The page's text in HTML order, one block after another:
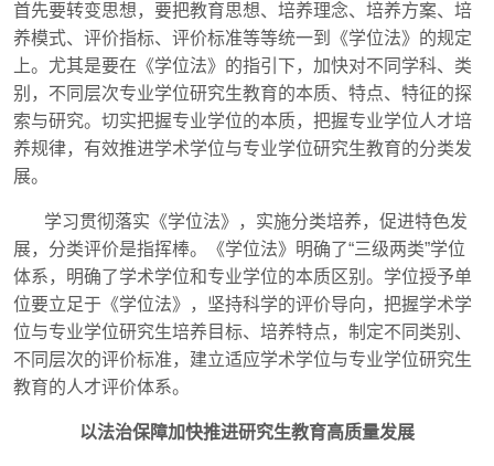
首先要转变思想，要把教育思想、培养理念、培养方案、培
养模式、评价指标、评价标准等等统一到《学位法》的规定
上。尤其是要在《学位法》的指引下，加快对不同学科、类
别，不同层次专业学位研究生教育的本质、特点、特征的探
索与研究。切实把握专业学位的本质，把握专业学位人才培
养规律，有效推进学术学位与专业学位研究生教育的分类发
展。
学习贯彻落实《学位法》，实施分类培养，促进特色发
展，分类评价是指挥棒。《学位法》明确了“三级两类”学位
体系，明确了学术学位和专业学位的本质区别。学位授予单
位要立足于《学位法》，坚持科学的评价导向，把握学术学
位与专业学位研究生培养目标、培养特点，制定不同类别、
不同层次的评价标准，建立适应学术学位与专业学位研究生
教育的人才评价体系。
以法治保障加快推进研究生教育高质量发展